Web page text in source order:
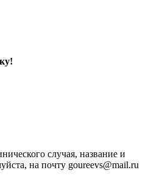
случая, название и
на почту goureevs@mail.ru